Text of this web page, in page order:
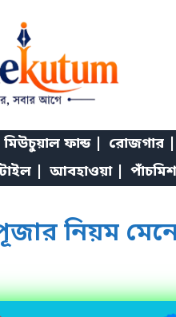
মিউচুয়াল ফান্ড | রোজগার |
| আবহাওয়া |
নিয়ম